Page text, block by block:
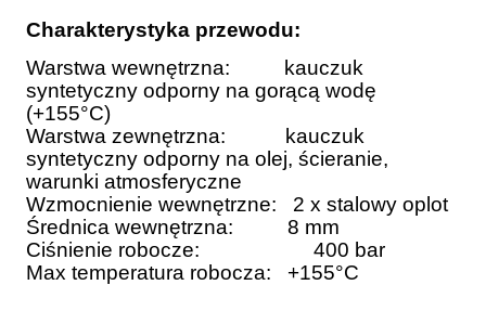
Charakterystyka przewodu:
Warstwa wewnętrzna:          kauczuk
syntetyczny odporny na gorącą wodę
(+155°C)
Warstwa zewnętrzna:           kauczuk
syntetyczny odporny na olej, ścieranie,
warunki atmosferyczne
Wzmocnienie wewnętrzne:   2 x stalowy oplot
Średnica wewnętrzna:          8 mm
Ciśnienie robocze:	             400 bar
Max temperatura robocza:   +155°C